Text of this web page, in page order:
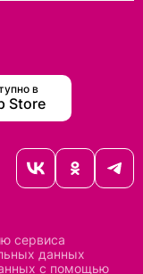
в
Store
сервиса
данных
с помощью